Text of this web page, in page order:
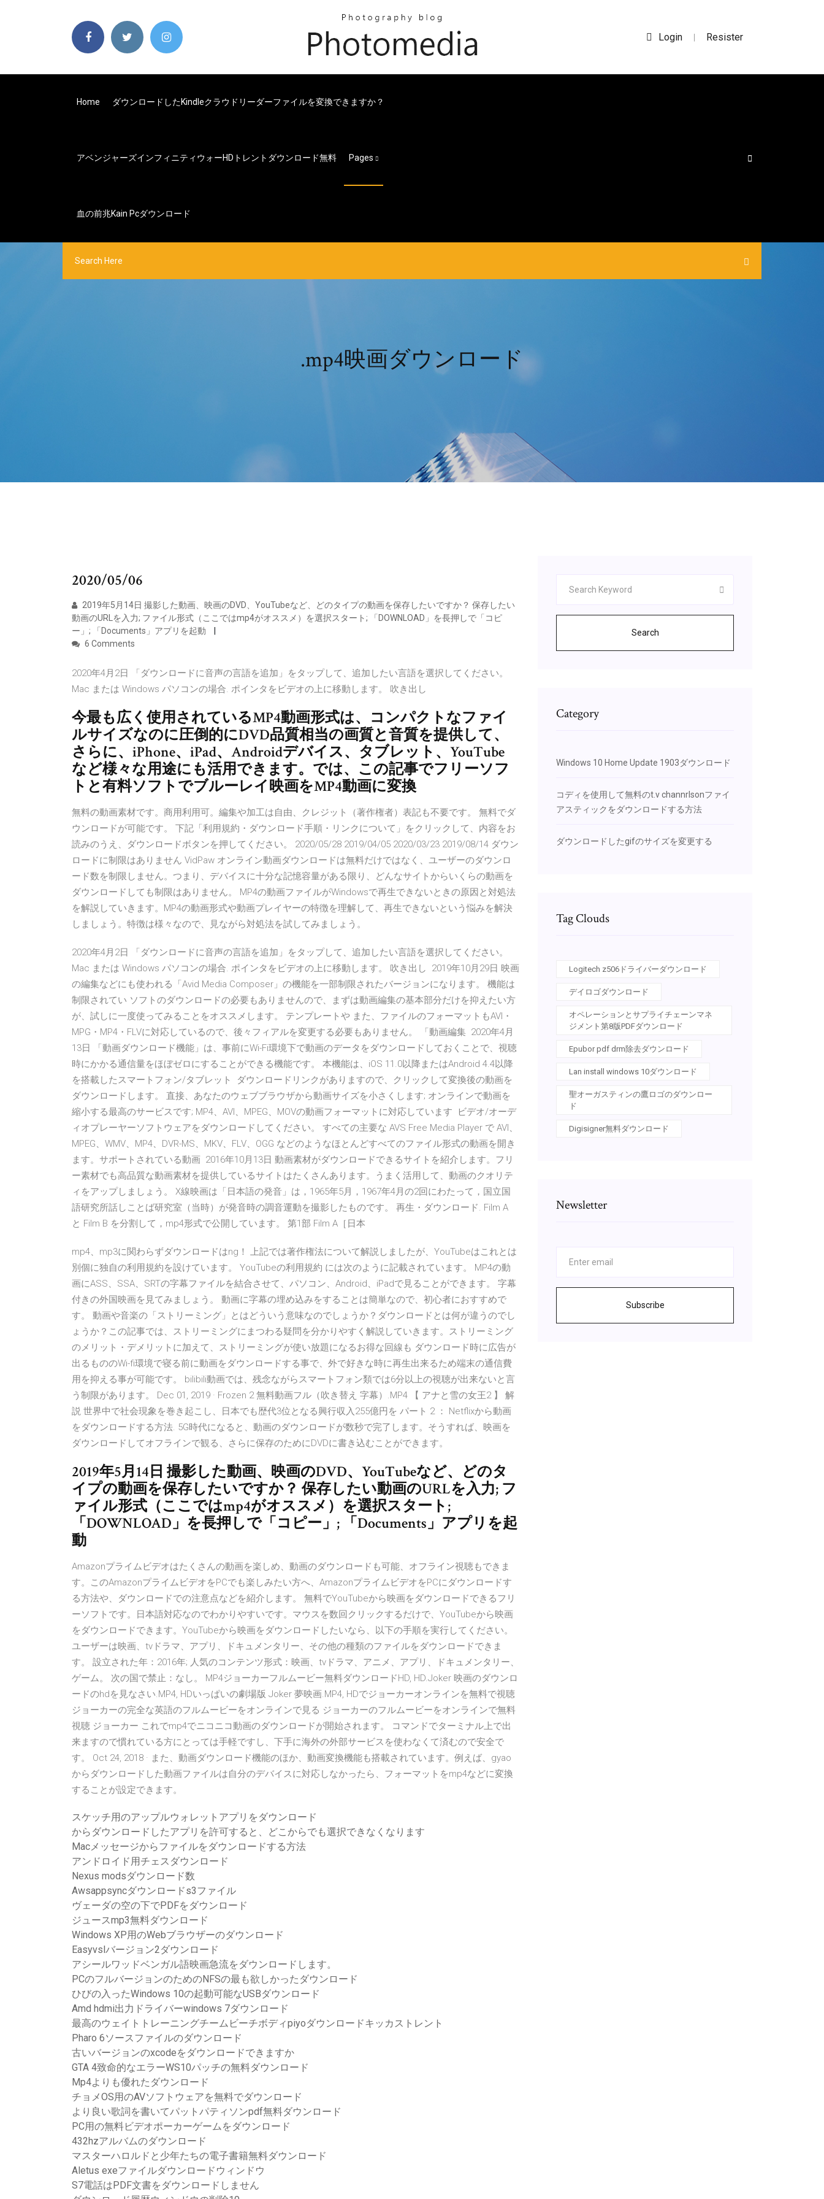
Login | Resister
Home ダウンロードしたKindleクラウドリーダーファイルを変換できますか？
アベンジャーズインフィニティウォーHDトレントダウンロード無料 Pages
血の前兆kain Pcダウンロード
.mp4映画ダウンロード
2020/05/06
2019年5月14日 撮影した動画、映画のDVD、YouTubeなど、どのタイプの動画を保存したいですか？ 保存したい
動画のURLを入力; ファイル形式（ここではmp4がオススメ）を選択スタート; 「DOWNLOAD」を長押しで「コピ
ー」; 「Documents」アプリを起動
6 Comments
2020年4月2日 「ダウンロードに音声の言語を追加」をタップして、追加したい言語を選択してください。
Mac または Windows パソコンの場合. ポインタをビデオの上に移動します。 吹き出し
今最も広く使用されているMP4動画形式は、コンパクトなファイ
ルサイズなのに圧倒的にDVD品質相当の画質と音質を提供して、
さらに、iPhone、iPad、Androidデバイス、タブレット、YouTube
など様々な用途にも活用できます。では、この記事でフリーソフ
トと有料ソフトでブルーレイ映画をMP4動画に変換
無料の動画素材です。商用利用可。編集や加工は自由、クレジット（著作権者）表記も不要です。 無料でダ
ウンロードが可能です。 下記「利用規約・ダウンロード手順・リンクについて」をクリックして、内容をお
読みのうえ、ダウンロードボタンを押してください。 2020/05/28 2019/04/05 2020/03/23 2019/08/14 ダウン
ロードに制限はありません VidPaw オンライン動画ダウンロードは無料だけではなく、ユーザーのダウンロ
ード数を制限しません。つまり、デバイスに十分な記憶容量がある限り、どんなサイトからいくらの動画を
ダウンロードしても制限はありません。 MP4の動画ファイルがWindowsで再生できないときの原因と対処法
を解説していきます。MP4の動画形式や動画プレイヤーの特徴を理解して、再生できないという悩みを解決
しましょう。特徴は様々なので、見ながら対処法を試してみましょう。
2020年4月2日 「ダウンロードに音声の言語を追加」をタップして、追加したい言語を選択してください。
Mac または Windows パソコンの場合. ポインタをビデオの上に移動します。 吹き出し 2019年10月29日 映画
の編集などにも使われる「Avid Media Composer」の機能を一部制限されたバージョンになります。 機能は
制限されてい ソフトのダウンロードの必要もありませんので、まずは動画編集の基本部分だけを抑えたい方
が、試しに一度使ってみることをオススメします。 テンプレートや また、ファイルのフォーマットもAVI・
MPG・MP4・FLVに対応しているので、後々フィアルを変更する必要もありません。 「動画編集 2020年4月
13日 「動画ダウンロード機能」は、事前にWi-Fi環境下で動画のデータをダウンロードしておくことで、視聴
時にかかる通信量をほぼゼロにすることができる機能です。 本機能は、iOS 11.0以降またはAndroid 4.4以降
を搭載したスマートフォン/タブレット ダウンロードリンクがありますので、クリックして変換後の動画を
ダウンロードします。 直接、あなたのウェブブラウザから動画サイズを小さくします; オンラインで動画を
縮小する最高のサービスです; MP4、AVI、MPEG、MOVの動画フォーマットに対応しています ビデオ/オーデ
ィオプレーヤーソフトウェアをダウンロードしてください。 すべての主要な AVS Free Media Player で AVI、
MPEG、WMV、MP4、DVR-MS、MKV、FLV、OGG などのようなほとんどすべてのファイル形式の動画を開き
ます。サポートされている動画 2016年10月13日 動画素材がダウンロードできるサイトを紹介します。フリ
ー素材でも高品質な動画素材を提供しているサイトはたくさんあります。うまく活用して、動画のクオリテ
ィをアップしましょう。 X線映画は「日本語の発音」は，1965年5月，1967年4月の2回にわたって，国立国
語研究所話しことば研究室（当時）が発音時の調音運動を撮影したものです。 再生・ダウンロード. Film A
と Film B を分割して，mp4形式で公開しています。 第1部 Film A［日本
mp4、mp3に関わらずダウンロードはng！ 上記では著作権法について解説しましたが、YouTubeはこれとは
別個に独自の利用規約を設けています。 YouTubeの利用規約 には次のように記載されています。 MP4の動
画にASS、SSA、SRTの字幕ファイルを結合させて、パソコン、Android、iPadで見ることができます。 字幕
付きの外国映画を見てみましょう。 動画に字幕の埋め込みをすることは簡単なので、初心者におすすめで
す。 動画や音楽の「ストリーミング」とはどういう意味なのでしょうか？ダウンロードとは何が違うのでし
ょうか？この記事では、ストリーミングにまつわる疑問を分かりやすく解説していきます。ストリーミング
のメリット・デメリットに加えて、ストリーミングが使い放題になるお得な回線も ダウンロード時に広告が
出るもののWi-fi環境で寝る前に動画をダウンロードする事で、外で好きな時に再生出来るため端末の通信費
用を抑える事が可能です。 bilibili動画では、残念ながらスマートフォン類では6分以上の視聴が出来ないと言
う制限があります。 Dec 01, 2019 · Frozen 2 無料動画フル（吹き替え 字幕）.MP4 【 アナと雪の女王2 】 解
説 世界中で社会現象を巻き起こし、日本でも歴代3位となる興行収入255億円を パート 2 ： Netflixから動画
をダウンロードする方法. 5G時代になると、動画のダウンロードが数秒で完了します。そうすれば、映画を
ダウンロードしてオフラインで観る、さらに保存のためにDVDに書き込むことができます。
2019年5月14日 撮影した動画、映画のDVD、YouTubeなど、どのタ
イプの動画を保存したいですか？ 保存したい動画のURLを入力; フ
ァイル形式（ここではmp4がオススメ）を選択スタート;
「DOWNLOAD」を長押しで「コピー」; 「Documents」アプリを起
動
Amazonプライムビデオはたくさんの動画を楽しめ、動画のダウンロードも可能、オフライン視聴もできま
す。このAmazonプライムビデオをPCでも楽しみたい方へ、AmazonプライムビデオをPCにダウンロードす
る方法や、ダウンロードでの注意点などを紹介します。 無料でYouTubeから映画をダウンロードできるフリ
ーソフトです。日本語対応なのでわかりやすいです。マウスを数回クリックするだけで、YouTubeから映画
をダウンロードできます。YouTubeから映画をダウンロードしたいなら、以下の手順を実行してください。
ユーザーは映画、tvドラマ、アプリ、ドキュメンタリー、その他の種類のファイルをダウンロードできま
す。 設立された年：2016年; 人気のコンテンツ形式：映画、tvドラマ、アニメ、アプリ、ドキュメンタリー、
ゲーム。 次の国で禁止：なし。 MP4ジョーカーフルムービー無料ダウンロードHD, HD.Joker 映画のダウンロ
ードのhdを見なさい.MP4, HDいっぱいの劇場版 Joker 夢映画.MP4, HDでジョーカーオンラインを無料で視聴
ジョーカーの完全な英語のフルムービーをオンラインで見る ジョーカーのフルムービーをオンラインで無料
視聴 ジョーカー これでmp4でニコニコ動画のダウンロードが開始されます。 コマンドでターミナル上で出
来ますので慣れている方にとっては手軽ですし、下手に海外の外部サービスを使わなくて済むので安全で
す。 Oct 24, 2018 · また、動画ダウンロード機能のほか、動画変換機能も搭載されています。例えば、gyao
からダウンロードした動画ファイルは自分のデバイスに対応しなかったら、フォーマットをmp4などに変換
することが設定できます。
スケッチ用のアップルウォレットアプリをダウンロード
からダウンロードしたアプリを許可すると、どこからでも選択できなくなります
Macメッセージからファイルをダウンロードする方法
アンドロイド用チェスダウンロード
Nexus modsダウンロード数
Awsappsyncダウンロードs3ファイル
ヴェーダの空の下でPDFをダウンロード
ジュースmp3無料ダウンロード
Windows XP用のWebブラウザーのダウンロード
Easyvslバージョン2ダウンロード
アシールワッドベンガル語映画急流をダウンロードします。
PCのフルバージョンのためのNFSの最も欲しかったダウンロード
ひびの入ったWindows 10の起動可能なUSBダウンロード
Amd hdmi出力ドライバーwindows 7ダウンロード
最高のウェイトトレーニングチームビーチボディpiyoダウンロードキッカストレント
Pharo 6ソースファイルのダウンロード
古いバージョンのxcodeをダウンロードできますか
GTA 4致命的なエラーWS10パッチの無料ダウンロード
Mp4よりも優れたダウンロード
チョメOS用のAVソフトウェアを無料でダウンロード
より良い歌詞を書いてパットパティソンpdf無料ダウンロード
PC用の無料ビデオポーカーゲームをダウンロード
432hzアルバムのダウンロード
マスターハロルドと少年たちの電子書籍無料ダウンロード
Aletus exeファイルダウンロードウィンドウ
S7電話はPDF文書をダウンロードしません
Search
Category
Windows 10 Home Update 1903ダウンロード
コディを使用して無料のt.v channrlsonファイ
アスティックをダウンロードする方法
ダウンロードしたgifのサイズを変更する
Tag Clouds
Logitech z506ドライバーダウンロード
デイロゴダウンロード
オペレーションとサプライチェーンマネ
ジメント第8版PDFダウンロード
Epubor pdf drm除去ダウンロード
Lan install windows 10ダウンロード
聖オーガスティンの鷹ロゴのダウンロー
ド
Digisigner無料ダウンロード
Newsletter
Subscribe